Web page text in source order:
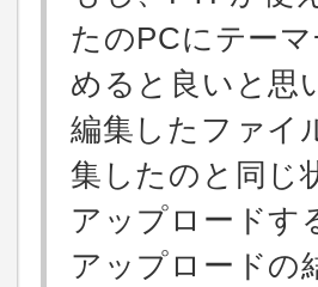
たのPCにテー
めると良いと思
編集したファイ
集したのと同じ
アップロードす
アップロードの